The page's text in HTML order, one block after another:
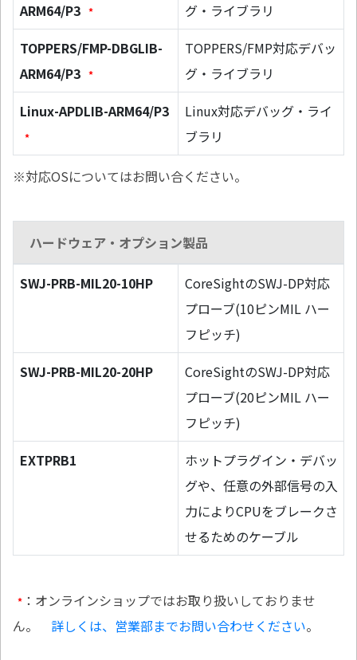
ARM64/P3 *
グ・ライブラリ
TOPPERS/FMP-DBGLIB-
ARM64/P3 *
TOPPERS/FMP対応デバッ
グ・ライブラリ
Linux-APDLIB-ARM64/P3
*
Linux対応デバッグ・ライ
ブラリ
※対応OSについてはお問い合ください。
ハードウェア・オプション製品
SWJ-PRB-MIL20-10HP
CoreSightのSWJ-DP対応
プローブ(10ピンMIL ハー
フピッチ)
SWJ-PRB-MIL20-20HP
CoreSightのSWJ-DP対応
プローブ(20ピンMIL ハー
フピッチ)
EXTPRB1
ホットプラグイン・デバッ
グや、任意の外部信号の入
力によりCPUをブレークさ
せるためのケーブル
* ：オンラインショップではお取り扱いしておりませ
ん。 詳しくは、営業部までお問い合わせください。